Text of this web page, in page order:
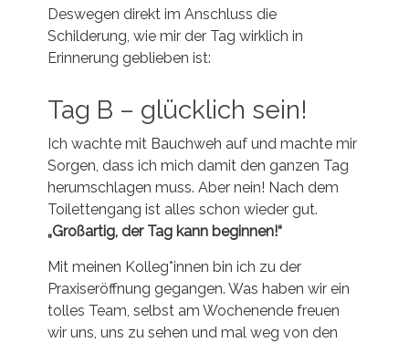
Deswegen direkt im Anschluss die
Schilderung, wie mir der Tag wirklich in
Erinnerung geblieben ist:
Tag B – glücklich sein!
Ich wachte mit Bauchweh auf und machte mir
Sorgen, dass ich mich damit den ganzen Tag
herumschlagen muss. Aber nein! Nach dem
Toilettengang ist alles schon wieder gut.
„Großartig, der Tag kann beginnen!“
Mit meinen Kolleg*innen bin ich zu der
Praxiseröffnung gegangen. Was haben wir ein
tolles Team, selbst am Wochenende freuen
wir uns, uns zu sehen und mal weg von den